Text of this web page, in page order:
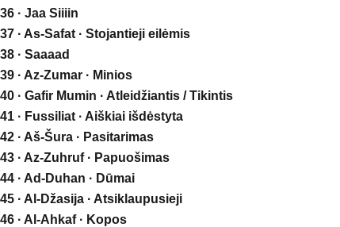
36 · Jaa Siiiin
37 · As-Safat · Stojantieji eilėmis
38 · Saaaad
39 · Az-Zumar · Minios
40 · Gafir Mumin · Atleidžiantis / Tikintis
41 · Fussiliat · Aiškiai išdėstyta
42 · Aš-Šura · Pasitarimas
43 · Az-Zuhruf · Papuošimas
44 · Ad-Duhan · Dūmai
45 · Al-Džasija · Atsiklaupusieji
46 · Al-Ahkaf · Kopos